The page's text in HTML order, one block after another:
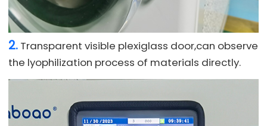
2. Transparent visible plexiglass door,can observe
the lyophilization process of materials directly.